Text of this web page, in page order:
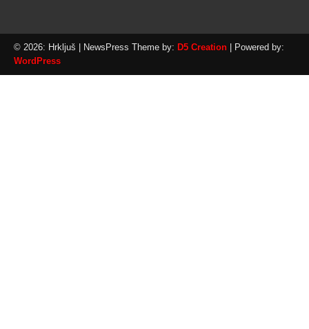
© 2026: Hrkljuš | NewsPress Theme by: D5 Creation | Powered by:
WordPress